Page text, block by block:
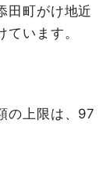
田町がけ地近
います。
の上限は、97